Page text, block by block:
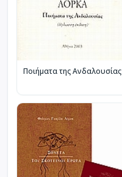
Ποιήματα της Ανδαλουσίας